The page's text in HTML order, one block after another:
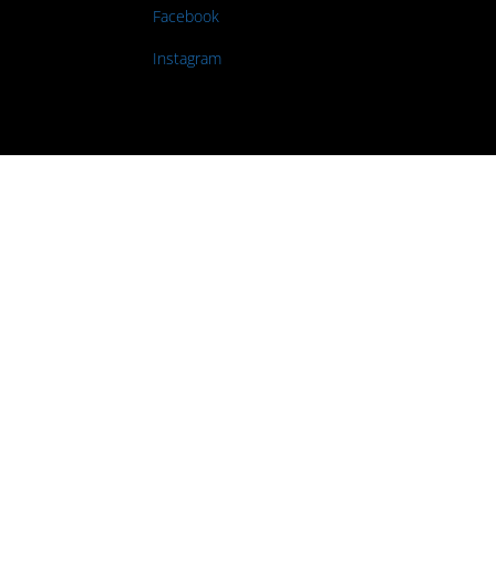
Facebook
Instagram